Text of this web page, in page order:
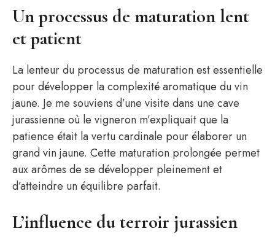
Un processus de maturation lent
et patient
La lenteur du processus de maturation est essentielle
pour développer la complexité aromatique du vin
jaune. Je me souviens d’une visite dans une cave
jurassienne où le vigneron m’expliquait que la
patience était la vertu cardinale pour élaborer un
grand vin jaune. Cette maturation prolongée permet
aux arômes de se développer pleinement et
d’atteindre un équilibre parfait.
L’influence du terroir jurassien